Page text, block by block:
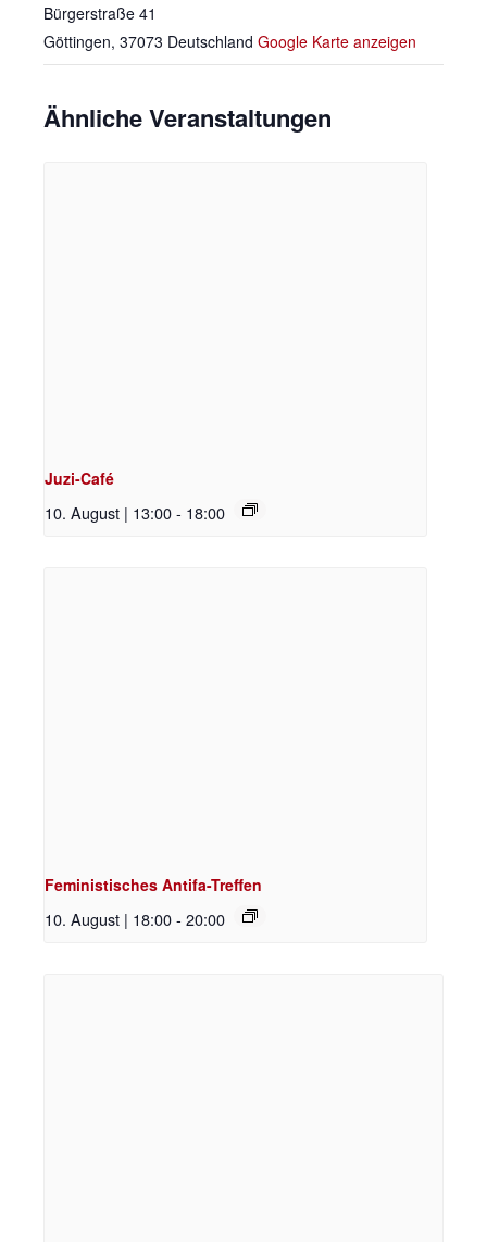
Bürgerstraße 41
Göttingen, 37073 Deutschland Google Karte anzeigen
Ähnliche Veranstaltungen
Juzi-Café
10. August | 13:00- 18:00
Feministisches Antifa-Treffen
10. August | 18:00- 20:00